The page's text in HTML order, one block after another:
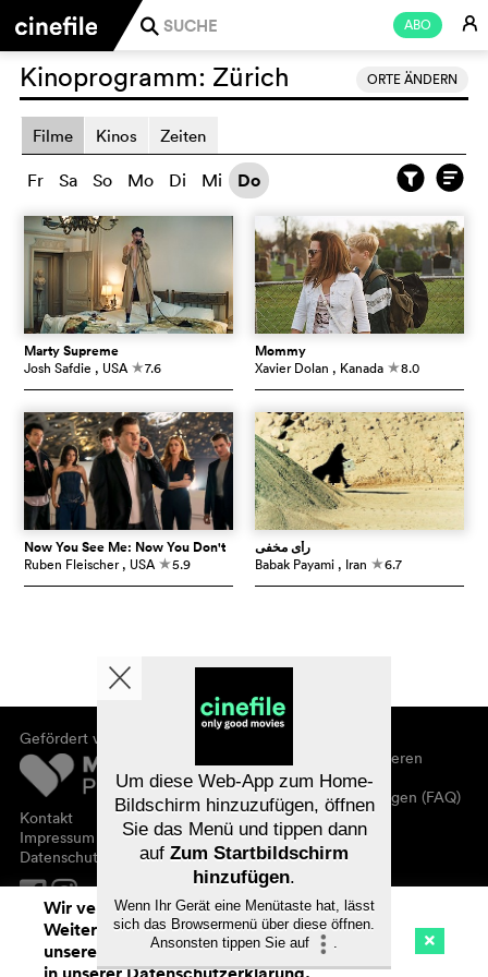
ABO E
j
Kino Streaming Watchlist (
ORTE ÄNDERN
Kinoprogramm: Zürich
Filme Kinos Zeiten
Fr Sa So Mo Di Mi Do
Marty Supreme
Josh Safdie , USA c7.6
Mommy
Xavier Dolan , Kanada c8.0
Now You See Me: Now You Don't
Ruben Fleischer , USA c5.9
رأی مخفی
Babak Payami , Iran c6.7
Gefördert von
Kontakt
Impressum
Datenschutz
Registrieren/abonnieren
Newsletter
Häufig gestellte Fragen (FAQ)
Gutscheine
Wir verwenden Cookies. Mit dem
Weitersurfen auf cinefile.ch stimmen Sie
unserer Cookie-Nutzung zu. Mehr Infos
Um diese Web-App zum Home-
Bildschirm hinzuzufügen, öffnen
Sie das Menü und tippen dann
auf Zum Startbildschirm
hinzufügen.
Wenn Ihr Gerät eine Menütaste hat, lässt
sich das Browsermenü über diese öffnen.
Ansonsten tippen Sie auf
.